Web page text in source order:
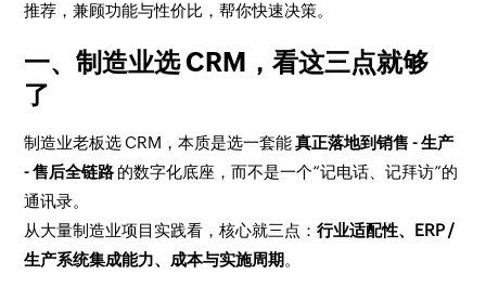
推荐，兼顾功能与性价比，帮你快速决策。
一、制造业选 CRM，看这三点就够
了
制造业老板选 CRM，本质是选一套能真正落地到销售 - 生产
- 售后全链路 的数字化底座，而不是一个“记电话、记拜访”的
通讯录。
从大量制造业项目实践看，核心就三点：行业适配性、ERP /
生产系统集成能力、成本与实施周期 。